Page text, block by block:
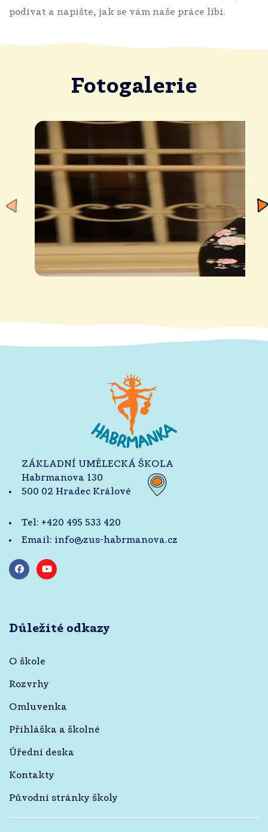
podívat a napište, jak se vám naše práce líbí.
Fotogalerie
ZÁKLADNÍ UMĚLECKÁ ŠKOLA
Habrmanova 130
500 02 Hradec Králové
Tel: +420 495 533 420
Email: info@zus-habrmanova.cz
Důležité odkazy
O škole
Rozvrhy
Omluvenka
Přihláška a školné
Úřední deska
Kontakty
Původní stránky školy